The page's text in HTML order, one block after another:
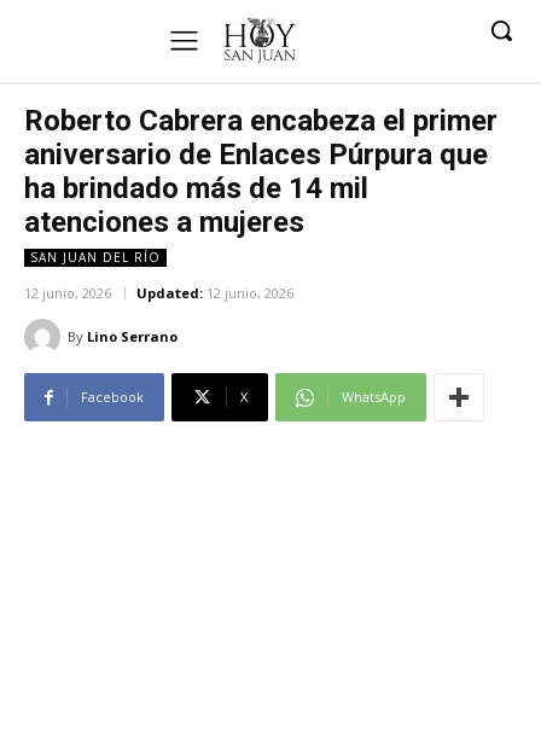
Roberto Cabrera encabeza el primer
aniversario de Enlaces Púrpura que
ha brindado más de 14 mil
atenciones a mujeres
SAN JUAN DEL RÍO
12 junio, 2026 Updated: 12 junio, 2026
By Lino Serrano
Facebook X WhatsApp